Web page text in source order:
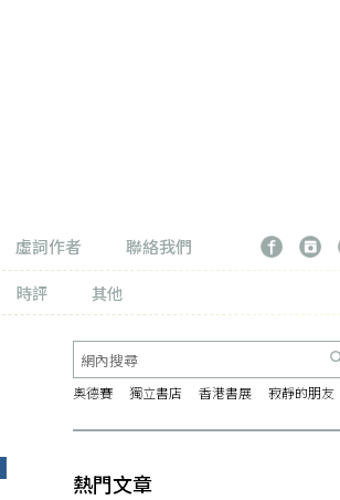
虛詞作者
聯絡我們
時評 其他
奧德賽 獨立書店 香港書展 寂靜的朋友
熱門文章